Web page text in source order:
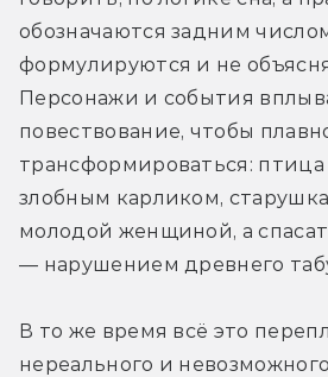
обозначаются задним
формулируются и не
Персонажи и события
повествование, чтобы
трансформироваться: птица
злобным карликом,
молодой женщиной, а
— нарушением древнего
В то же время всё это
нереального и